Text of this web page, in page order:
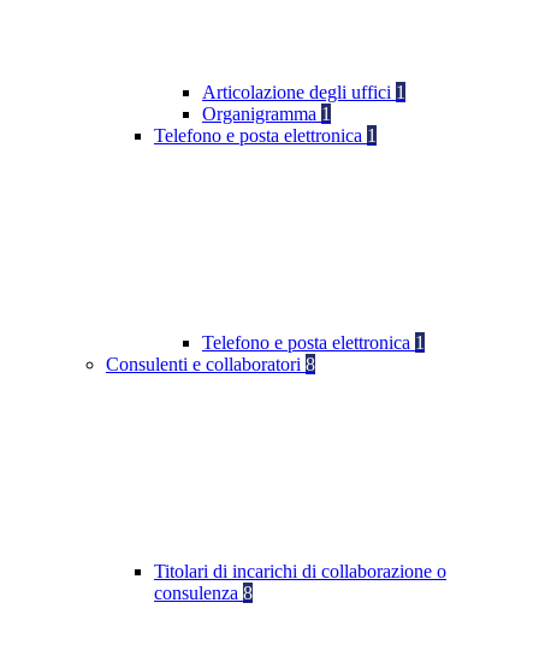
Articolazione degli uffici 1
Organigramma 1
Telefono e posta elettronica 1
Telefono e posta elettronica 1
Consulenti e collaboratori 8
Titolari di incarichi di collaborazione o
consulenza 8